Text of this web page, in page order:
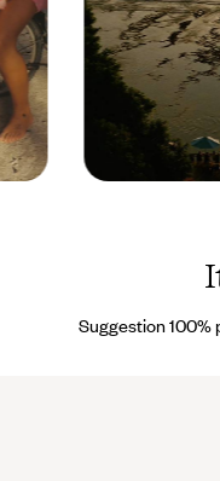
Suggestion 100%